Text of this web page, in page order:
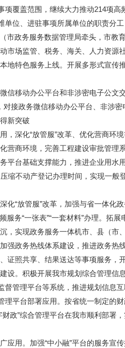
覆盖范围，继续大力推动214项高
单位、进驻事项所属单位的职责分
市政务服务数据管理局牵头，市教
场监管、税务、海关、人力资源
地特色服务上线。开展多形式宣传
移动办公平台和非涉密电子公文
接政务微信移动办公平台、非涉
新突破
深化“放管服”改革、优化营商环
商环境，完善工程建设审批管理
平台基础支撑能力，推进企业用水
压缩不动产登记办理时间，实现一
放管服”改革，加强与省一体化政
服务“一张表”“一套材料”办理。
，实现政务服务一体机市、县（市
政务热线体系建设，推进政务热
证照共享、结果送达等事项服务，
。积极开展我市规划综合管理信
督管理平台等系统，推进规划信息
平台部署应用。按省统一制定的
政”综合管理平台在我市顺利部
用。加强“中小融”平台的服务宣